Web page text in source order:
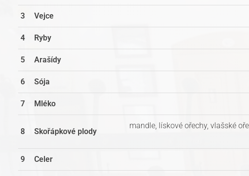
3 Vejce
4 Ryby
5 Arašídy
6 Sója
7 Mléko
8 Skořápkové plody
mandle, lískové ořechy, vlašské
9 Celer